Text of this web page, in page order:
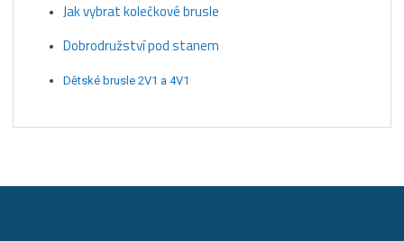
Jak vybrat kolečkové brusle
Dobrodružství pod stanem
Dětské brusle 2V1 a 4V1